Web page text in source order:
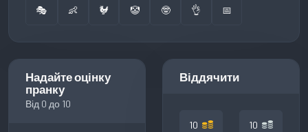
🎭 👶 🐓 🤡 🤓 👌 📅
Надайте оцінку
пранку
Від 0 до 10
Віддячити
10 10